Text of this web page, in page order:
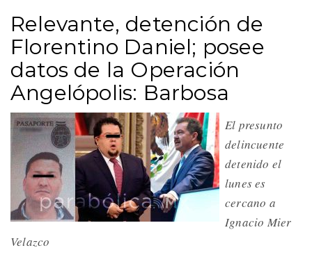
Relevante, detención de
Florentino Daniel; posee
datos de la Operación
Angelópolis: Barbosa
El presunto
delincuente
detenido el
lunes es
cercano a
Ignacio Mier
Velazco